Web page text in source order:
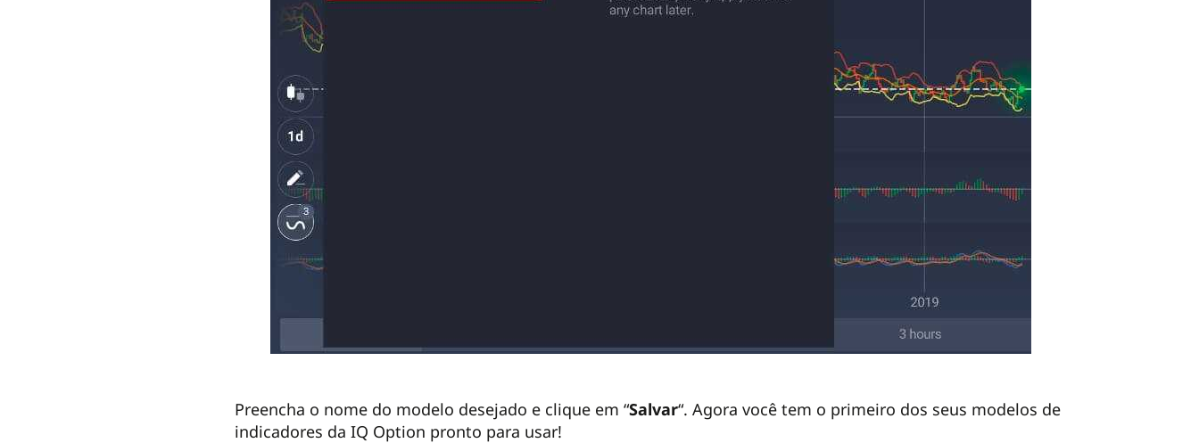
Preencha o nome do modelo desejado e clique em “Salvar“. Agora você tem o primeiro dos seus modelos de
indicadores da IQ Option pronto para usar!